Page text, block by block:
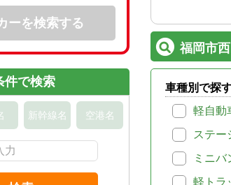
福岡市
車種別で探
軽自動
ステー
ミニバ
軽トラ
ーを検索する
件で検索
新幹線名 空港名